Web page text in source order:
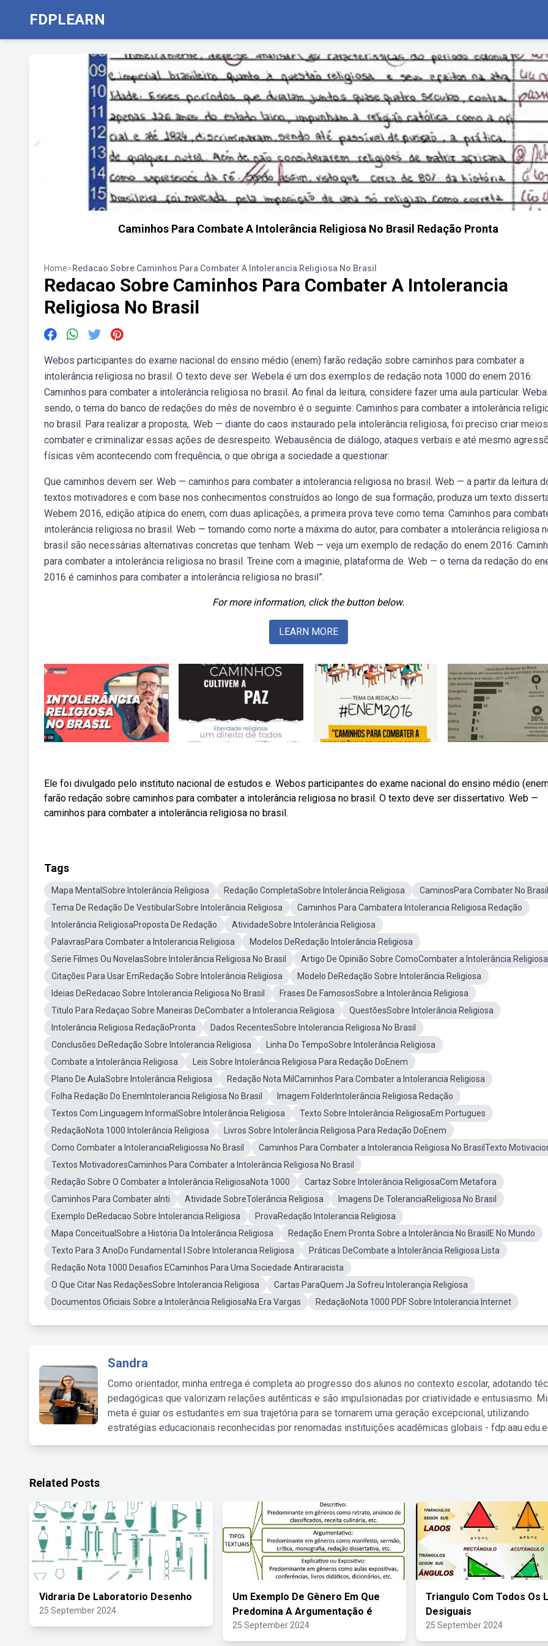
FDPLEARN
Caminhos Para Combate A Intolerância Religiosa No Brasil Redação Pronta
Home>Redacao Sobre Caminhos Para Combater A Intolerancia Religiosa No Brasil
Redacao Sobre Caminhos Para Combater A Intolerancia
Religiosa No Brasil
Webos participantes do exame nacional do ensino médio (enem) farão redação sobre caminhos para combater a
intolerância religiosa no brasil. O texto deve ser. Webela é um dos exemplos de redação nota 1000 do enem 2016:
Caminhos para combater a intolerância religiosa no brasil. Ao final da leitura, considere fazer uma aula particular.
sendo, o tema do banco de redações do mês de novembro é o seguinte: Caminhos para combater a intolerância
no brasil. Para realizar a proposta,. Web — diante do caos instaurado pela intolerância religiosa, foi preciso criar
combater e criminalizar essas ações de desrespeito. Webausência de diálogo, ataques verbais e até mesmo
físicas vêm acontecendo com frequência, o que obriga a sociedade a questionar:
Que caminhos devem ser. Web — caminhos para combater a intolerancia religiosa no brasil. Web — a partir da leitura
textos motivadores e com base nos conhecimentos construídos ao longo de sua formação, produza um texto
Webem 2016, edição atípica do enem, com duas aplicações, a primeira prova teve como tema: Caminhos para
intolerância religiosa no brasil. Web — tomando como norte a máxima do autor, para combater a intolerância religiosa
brasil são necessárias alternativas concretas que tenham. Web — veja um exemplo de redação do enem 2016:
para combater a intolerância religiosa no brasil. Treine com a imaginie, plataforma de. Web — o tema da redação do
2016 é caminhos para combater a intolerância religiosa no brasil”.
For more information, click the button below.
LEARN MORE
Ele foi divulgado pelo instituto nacional de estudos e. Webos participantes do exame nacional do ensino médio
farão redação sobre caminhos para combater a intolerância religiosa no brasil. O texto deve ser dissertativo. Web —
caminhos para combater a intolerância religiosa no brasil.
Tags
Mapa MentalSobre Intolerância Religiosa Redação CompletaSobre Intolerância Religiosa
CaminosPara Combater No Brasil
Tema De Redação De VestibularSobre Intolerância Religiosa
Caminhos Para Cambatera Intolerancia Religiosa Redação
Intolerância ReligiosaProposta De Redação
AtividadeSobre Intolerância Religiosa
PalavrasPara Combater a Intolerancia Religiosa
Modelos DeRedação Intolerância Religiosa
Serie Filmes Ou NovelasSobre Intolerância Religiosa No Brasil
Artigo De Opinião Sobre ComoCombater a Intolerância Religiosa
Citações Para Usar EmRedação Sobre Intolerância Religiosa
Modelo DeRedação Sobre Intolerância Religiosa
Ideias DeRedacao Sobre Intolerancia Religiosa No Brasil
Frases De FamososSobre a Intolerância Religiosa
Titulo Para Redaçao Sobre Maneiras DeCombater a Intolerancia Religiosa
QuestõesSobre Intolerância Religiosa
Intolerância Religiosa RedaçãoPronta
Dados RecentesSobre Intolerancia Religiosa No Brasil
Conclusões DeRedação Sobre Intolerancia Religiosa
Linha Do TempoSobre Intolerância Religiosa
Combate a Intolerância Religiosa
Leis Sobre Intolerância Religiosa Para Redação DoEnem
Plano De AulaSobre Intolerância Religiosa
Redação Nota MilCaminhos Para Combater a Intolerancia Religiosa
Folha Redação Do EnemIntolerancia Religiosa No Brasil
Imagem FolderIntolerância Religiosa Redação
Textos Com Linguagem InformalSobre Intolerância Religiosa
Texto Sobre Intolerância ReligiosaEm Portugues
RedaçãoNota 1000 Intolerância Religiosa
Livros Sobre Intolerância Religiosa Para Redação DoEnem
Como Combater a IntoleranciaReligiossa No Brasil
Caminhos Para Combater a Intolerancia Religiosa No BrasilTexto
Textos MotivadoresCaminhos Para Combater a Intolerância Religiosa No Brasil
Redação Sobre O Combater a Intolerância ReligiosaNota 1000
Cartaz Sobre Intolerância ReligiosaCom Metafora
Caminhos Para Combater aInti
Atividade SobreTolerância Religiosa
Imagens De ToleranciaReligiosa No Brasil
Exemplo DeRedacao Sobre Intolerancia Religiosa
ProvaRedação Intolerancia Religiosa
Mapa ConceitualSobre a História Da Intolerância Religiosa
Redação Enem Pronta Sobre a Intolerância No BrasilE No Mundo
Texto Para 3 AnoDo Fundamental I Sobre Intolerancia Religiosa
Práticas DeCombate a Intolerância Religiosa Lista
Redação Nota 1000 Desafios ECaminhos Para Uma Sociedade Antiraracista
O Que Citar Nas RedaçõesSobre Intolerancia Religiosa
Cartas ParaQuem Ja Sofreu Intolerançia Religiosa
Documentos Oficiais Sobre a Intolerância ReligiosaNa Era Vargas
RedaçãoNota 1000 PDF Sobre Intolerancia Internet
Sandra
Como orientador, minha entrega é completa ao progresso dos alunos no contexto escolar, adotando
pedagógicas que valorizam relações autênticas e são impulsionadas por criatividade e entusiasmo.
meta é guiar os estudantes em sua trajetória para se tornarem uma geração excepcional, utilizando
estratégias educacionais reconhecidas por renomadas instituições acadêmicas globais -
Related Posts
Vidraria De Laboratorio Desenho
25 September 2024
Um Exemplo De Gênero Em Que
Predomina A Argumentação é
25 September 2024
Triangulo Com Todos Os
Desiguais
25 September 2024